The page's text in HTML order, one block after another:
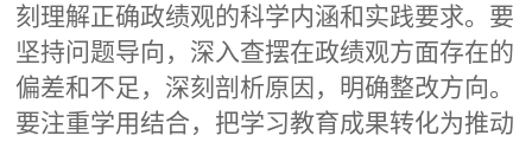
刻理解正确政绩观的科学内涵和实践要求。要
坚持问题导向，深入查摆在政绩观方面存在的
偏差和不足，深刻剖析原因，明确整改方向。
要注重学用结合，把学习教育成果转化为推动